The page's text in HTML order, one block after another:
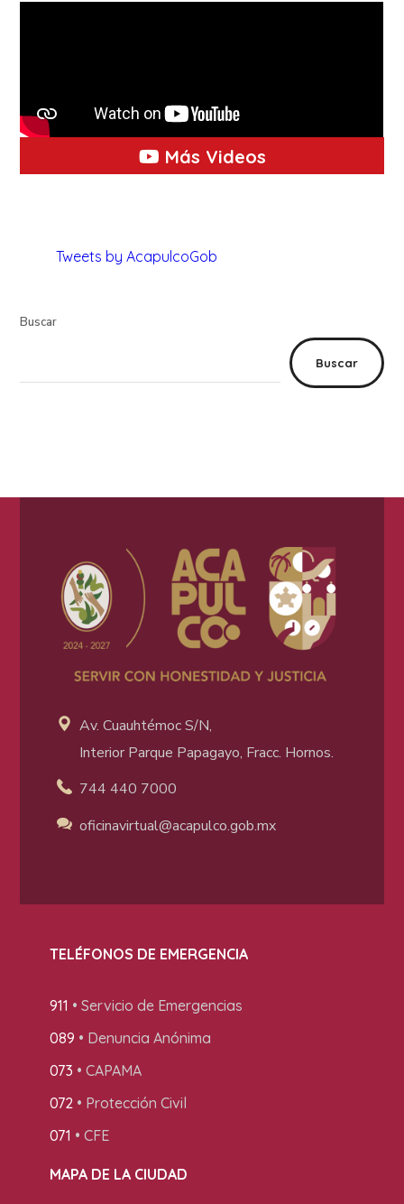
Más Videos
Tweets by AcapulcoGob
Buscar
Buscar
Av. Cuauhtémoc S/N,
Interior Parque Papagayo, Fracc. Hornos.
744 440 7000
oficinavirtual@acapulco.gob.mx
TELÉFONOS DE EMERGENCIA
911 • Servicio de Emergencias
089 • Denuncia Anónima
073 • CAPAMA
072• Protección Civil
071 • CFE
MAPA DE LA CIUDAD